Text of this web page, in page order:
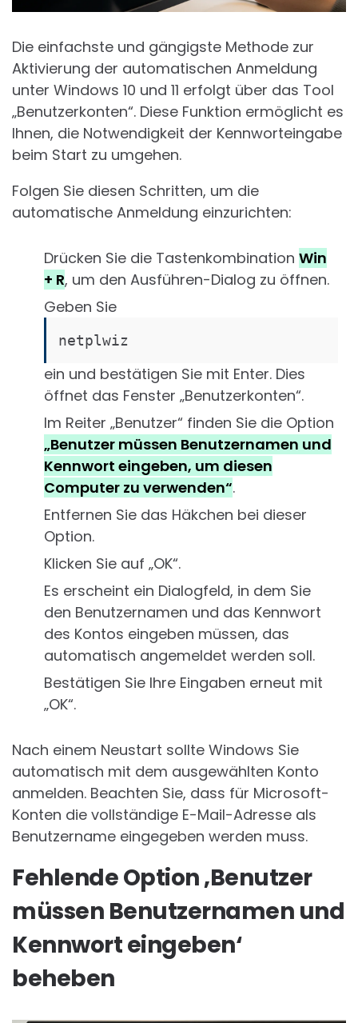
Die einfachste und gängigste Methode zur
Aktivierung der automatischen Anmeldung
unter Windows 10 und 11 erfolgt über das Tool
„Benutzerkonten“. Diese Funktion ermöglicht es
Ihnen, die Notwendigkeit der Kennworteingabe
beim Start zu umgehen.
Folgen Sie diesen Schritten, um die
automatische Anmeldung einzurichten:
Drücken Sie die Tastenkombination Win
+ R, um den Ausführen-Dialog zu öffnen.
Geben Sie
netplwiz
ein und bestätigen Sie mit Enter. Dies
öffnet das Fenster „Benutzerkonten“.
Im Reiter „Benutzer“ finden Sie die Option
„Benutzer müssen Benutzernamen und
Kennwort eingeben, um diesen
Computer zu verwenden“.
Entfernen Sie das Häkchen bei dieser
Option.
Klicken Sie auf „OK“.
Es erscheint ein Dialogfeld, in dem Sie
den Benutzernamen und das Kennwort
des Kontos eingeben müssen, das
automatisch angemeldet werden soll.
Bestätigen Sie Ihre Eingaben erneut mit
„OK“.
Nach einem Neustart sollte Windows Sie
automatisch mit dem ausgewählten Konto
anmelden. Beachten Sie, dass für Microsoft-
Konten die vollständige E-Mail-Adresse als
Benutzername eingegeben werden muss.
Fehlende Option ‚Benutzer
müssen Benutzernamen und
Kennwort eingeben‘
beheben